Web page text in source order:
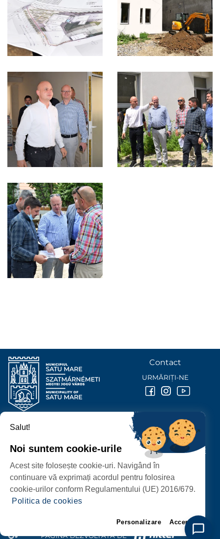
PROTECȚIA DATELOR PERSONALE
PAGINĂ DEZVOLTATĂ DE
PRIMĂRIA MUNICIPIULUI
P-ȚA 25 OCTOMBRIE, NR. 1 CORP M, 440026 SATU MARE
Contact
URMĂRIȚI-NE
Salut!
Noi suntem cookie-urile
Acest site folosește cookie-uri. Navigând în
continuare vă exprimați acordul pentru folosirea
cookie-urilor conform Regulamentului (UE) 2016/679.
Politica de cookies
Personalizare Accept